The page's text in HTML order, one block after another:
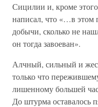
Сицилии и, кроме
написал, что «…в этом
добычи, сколько не
он тогда завоеван».
Алчный, сильный и
только что
лишенному большей
До штурма оставалось